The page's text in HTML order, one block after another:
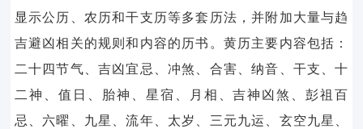
显示公历、农历和干支历等多套历法，并附加大量与趋
吉避凶相关的规则和内容的历书。黄历主要内容包括：
二十四节气、吉凶宜忌、冲煞、合害、纳音、干支、十
二神、值日、胎神、星宿、月相、吉神凶煞、彭祖百
忌、六曜、九星、流年、太岁、三元九运、玄空九星、